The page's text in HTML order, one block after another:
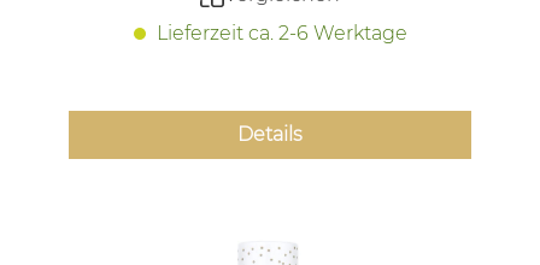
Lieferzeit ca. 2-6 Werktage
Details